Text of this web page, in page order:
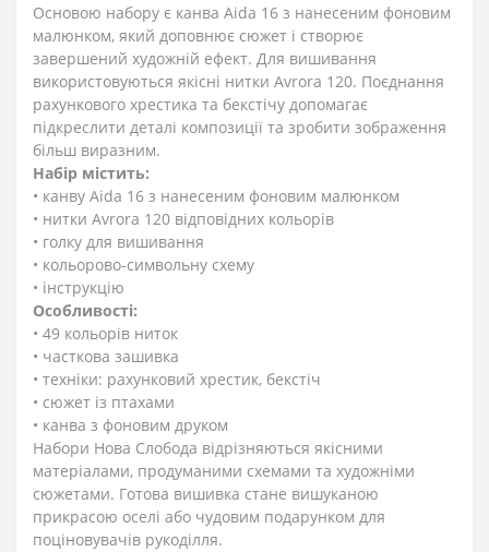
Основою набору є канва Aida 16 з нанесеним фоновим
малюнком, який доповнює сюжет і створює
завершений художній ефект. Для вишивання
використовуються якісні нитки Avrora 120. Поєднання
рахункового хрестика та бекстічу допомагає
підкреслити деталі композиції та зробити зображення
більш виразним.
Набір містить:
• канву Aida 16 з нанесеним фоновим малюнком
• нитки Avrora 120 відповідних кольорів
• голку для вишивання
• кольорово-символьну схему
• інструкцію
Особливості:
• 49 кольорів ниток
• часткова зашивка
• техніки: рахунковий хрестик, бекстіч
• сюжет із птахами
• канва з фоновим друком
Набори Нова Слобода відрізняються якісними
матеріалами, продуманими схемами та художніми
сюжетами. Готова вишивка стане вишуканою
прикрасою оселі або чудовим подарунком для
поціновувачів рукоділля.